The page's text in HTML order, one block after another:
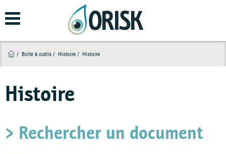
au
contenu
Boîte à outils Histoire Histoire
Histoire
> Rechercher un document